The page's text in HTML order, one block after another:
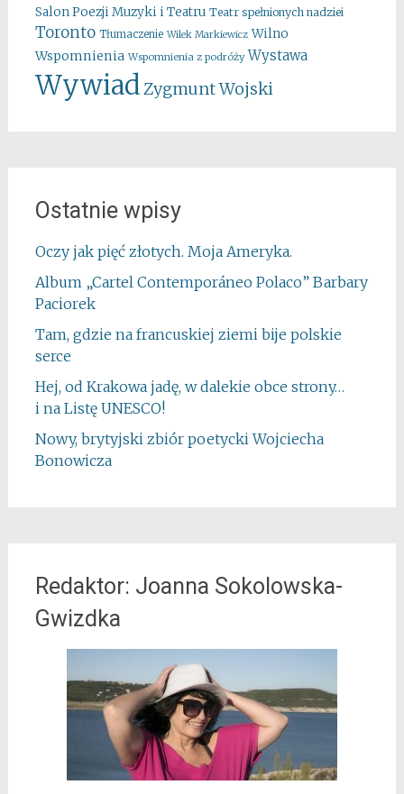
Salon Poezji Muzyki i Teatru Teatr spełnionych nadziei
Toronto Tłumaczenie Wilek Markiewicz Wilno
Wspomnienia Wspomnienia z podróży Wystawa
WywiadZygmunt Wojski
Ostatnie wpisy
Oczy jak pięć złotych. Moja Ameryka.
Album „Cartel Contemporáneo Polaco” Barbary
Paciorek
Tam, gdzie na francuskiej ziemi bije polskie
serce
Hej, od Krakowa jadę, w dalekie obce strony…
i na Listę UNESCO!
Nowy, brytyjski zbiór poetycki Wojciecha
Bonowicza
Redaktor: Joanna Sokolowska-
Gwizdka